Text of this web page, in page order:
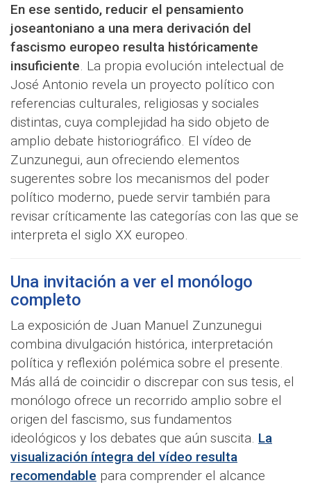
En ese sentido, reducir el pensamiento
joseantoniano a una mera derivación del
fascismo europeo resulta históricamente
insuficiente. La propia evolución intelectual de
José Antonio revela un proyecto político con
referencias culturales, religiosas y sociales
distintas, cuya complejidad ha sido objeto de
amplio debate historiográfico. El vídeo de
Zunzunegui, aun ofreciendo elementos
sugerentes sobre los mecanismos del poder
político moderno, puede servir también para
revisar críticamente las categorías con las que se
interpreta el siglo XX europeo.
Una invitación a ver el monólogo
completo
La exposición de Juan Manuel Zunzunegui
combina divulgación histórica, interpretación
política y reflexión polémica sobre el presente.
Más allá de coincidir o discrepar con sus tesis, el
monólogo ofrece un recorrido amplio sobre el
origen del fascismo, sus fundamentos
ideológicos y los debates que aún suscita. La
visualización íntegra del vídeo resulta
recomendable para comprender el alcance